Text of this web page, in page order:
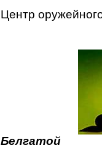
Центр
Белгатой